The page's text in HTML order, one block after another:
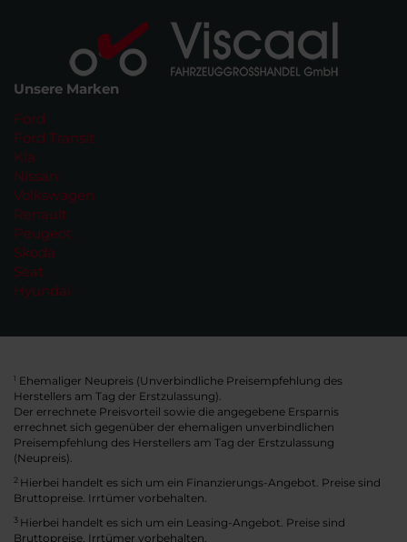
Unsere Marken
Ford
Ford Transit
Kia
Nissan
Volkswagen
Renault
Peugeot
Skoda
Seat
Hyundai
1 Ehemaliger Neupreis (Unverbindliche Preisempfehlung des
Herstellers am Tag der Erstzulassung).
Der errechnete Preisvorteil sowie die angegebene Ersparnis
errechnet sich gegenüber der ehemaligen unverbindlichen
Preisempfehlung des Herstellers am Tag der Erstzulassung
(Neupreis).
2 Hierbei handelt es sich um ein Finanzierungs-Angebot. Preise sind
Bruttopreise. Irrtümer vorbehalten.
3 Hierbei handelt es sich um ein Leasing-Angebot. Preise sind
Bruttopreise. Irrtümer vorbehalten.